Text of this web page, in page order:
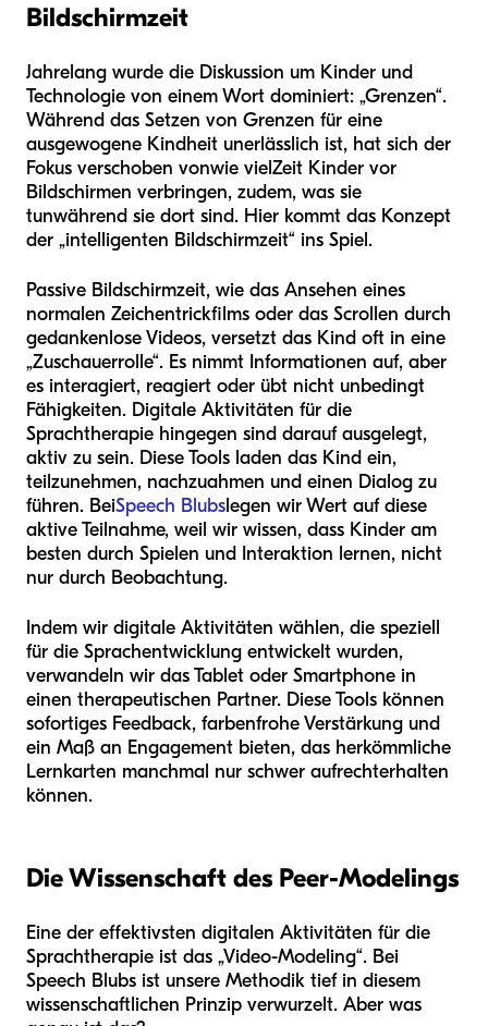
Bildschirmzeit
Jahrelang wurde die Diskussion um Kinder und
Technologie von einem Wort dominiert: „Grenzen“.
Während das Setzen von Grenzen für eine
ausgewogene Kindheit unerlässlich ist, hat sich der
Fokus verschoben vonwie vielZeit Kinder vor
Bildschirmen verbringen, zudem, was sie
tunwährend sie dort sind. Hier kommt das Konzept
der „intelligenten Bildschirmzeit“ ins Spiel.
Passive Bildschirmzeit, wie das Ansehen eines
normalen Zeichentrickfilms oder das Scrollen durch
gedankenlose Videos, versetzt das Kind oft in eine
„Zuschauerrolle“. Es nimmt Informationen auf, aber
es interagiert, reagiert oder übt nicht unbedingt
Fähigkeiten. Digitale Aktivitäten für die
Sprachtherapie hingegen sind darauf ausgelegt,
aktiv zu sein. Diese Tools laden das Kind ein,
teilzunehmen, nachzuahmen und einen Dialog zu
führen. BeiSpeech Blubslegen wir Wert auf diese
aktive Teilnahme, weil wir wissen, dass Kinder am
besten durch Spielen und Interaktion lernen, nicht
nur durch Beobachtung.
Indem wir digitale Aktivitäten wählen, die speziell
für die Sprachentwicklung entwickelt wurden,
verwandeln wir das Tablet oder Smartphone in
einen therapeutischen Partner. Diese Tools können
sofortiges Feedback, farbenfrohe Verstärkung und
ein Maß an Engagement bieten, das herkömmliche
Lernkarten manchmal nur schwer aufrechterhalten
können.
Die Wissenschaft des Peer-Modelings
Eine der effektivsten digitalen Aktivitäten für die
Sprachtherapie ist das „Video-Modeling“. Bei
Speech Blubs ist unsere Methodik tief in diesem
wissenschaftlichen Prinzip verwurzelt. Aber was